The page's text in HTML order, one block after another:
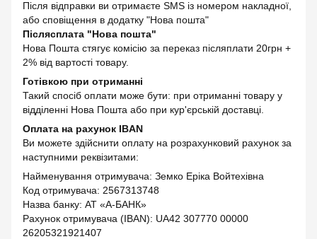
Після відправки ви отримаєте SMS із номером накладної,
або сповіщення в додатку "Нова пошта"
Післясплата "Нова пошта"
Нова Пошта стягує комісію за переказ післяплати 20грн +
2% від вартості товару.
Готівкою при отриманні
Такий спосіб оплати може бути: при отриманні товару у
відділенні Нова Пошта або при кур'єрській доставці.
Оплата на рахунок IBAN
Ви можете здійснити оплату на розрахунковий рахунок за
наступними реквізитами:
Найменування отримувача: Земко Еріка Войтехівна
Код отримувача: 2567313748
Назва банку: АТ «А-БАНК»
Рахунок отримувача (IBAN): UA42 307770 00000
26205321921407